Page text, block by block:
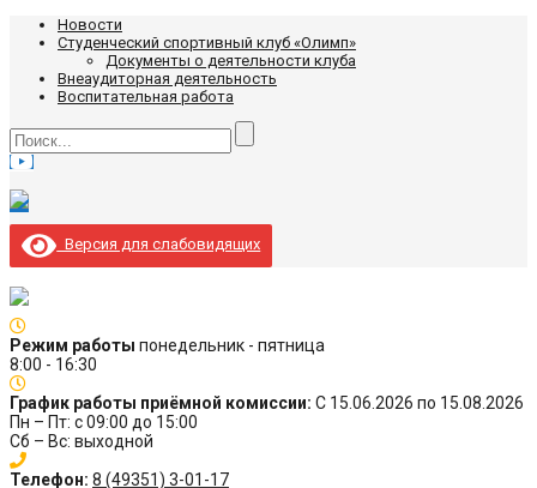
Новости
Студенческий спортивный клуб «Олимп»
Документы о деятельности клуба
Внеаудиторная деятельность
Воспитательная работа
Версия для слабовидящих
Режим работы понедельник - пятница
8:00 - 16:30
График работы приёмной комиссии: С 15.06.2026 по 15.08.2026
Пн – Пт: с 09:00 до 15:00
Сб – Вс: выходной
Телефон: 8 (49351) 3-01-17